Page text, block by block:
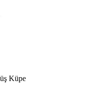
Küpe